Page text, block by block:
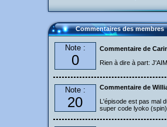
Commentaires des membres
Note :
0
Commentaire de
Rien à dire à part:
Note :
20
Commentaire de
L'épisode est pas mal
super code lyoko (spin)